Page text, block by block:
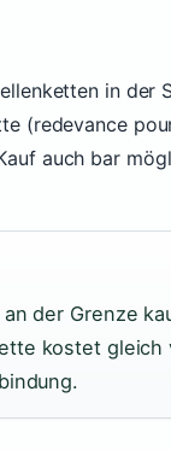
in der
(redevance
auch bar
der Grenze
kostet